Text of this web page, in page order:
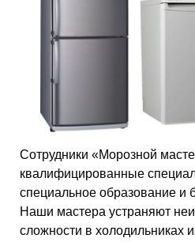
Сотрудники «Морозной
квалифицированные
специальное образование и
Наши мастера устраняют
сложности в холодильниках